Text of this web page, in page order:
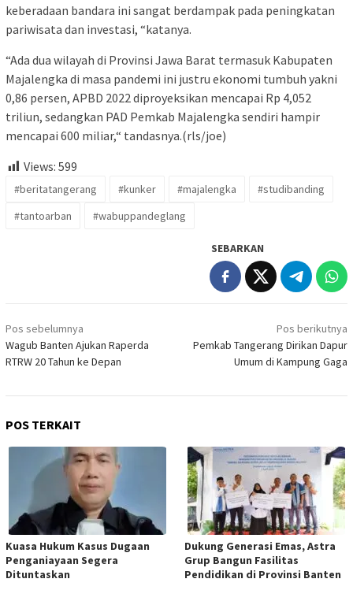
keberadaan bandara ini sangat berdampak pada peningkatan
pariwisata dan investasi, “katanya.
“Ada dua wilayah di Provinsi Jawa Barat termasuk Kabupaten
Majalengka di masa pandemi ini justru ekonomi tumbuh yakni
0,86 persen, APBD 2022 diproyeksikan mencapai Rp 4,052
triliun, sedangkan PAD Pemkab Majalengka sendiri hampir
mencapai 600 miliar,“ tandasnya.(rls/joe)
Views: 599
#beritatangerang #kunker #majalengka
#studibanding
#tantoarban
#wabuppandeglang
SEBARKAN
Navigasi
pos
Pos sebelumnya
Wagub Banten Ajukan Raperda
RTRW 20 Tahun ke Depan
Pos berikutnya
Pemkab Tangerang Dirikan Dapur
Umum di Kampung Gaga
POS TERKAIT
Kuasa Hukum Kasus Dugaan
Penganiayaan Segera
Dituntaskan
Dukung Generasi Emas, Astra
Grup Bangun Fasilitas
Pendidikan di Provinsi Banten